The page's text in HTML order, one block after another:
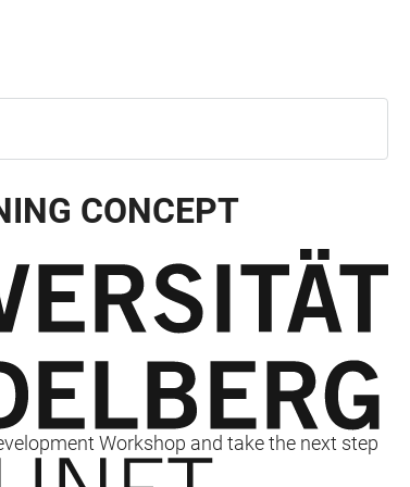
CONCEPT
Workshop and take the next step